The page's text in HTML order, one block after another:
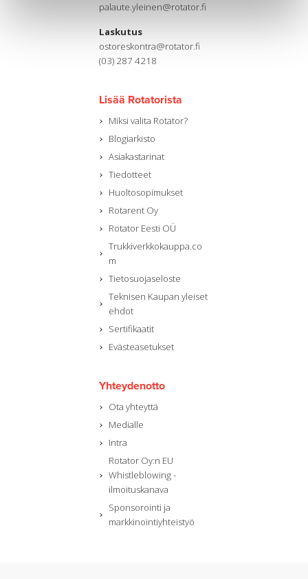
palaute.yleinen@rotator.fi
Laskutus
ostoreskontra@rotator.fi
(03) 287 4218
Lisää Rotatorista
Miksi valita Rotator?
Blogiarkisto
Asiakastarinat
Tiedotteet
Huoltosopimukset
Rotarent Oy
Rotator Eesti OÜ
Trukkiverkkokauppa.co
m
Tietosuojaseloste
Teknisen Kaupan yleiset
ehdot
Sertifikaatit
Evästeasetukset
Yhteydenotto
Ota yhteyttä
Medialle
Intra
Rotator Oy:n EU
Whistleblowing -
ilmoituskanava
Sponsorointi ja
markkinointiyhteistyö